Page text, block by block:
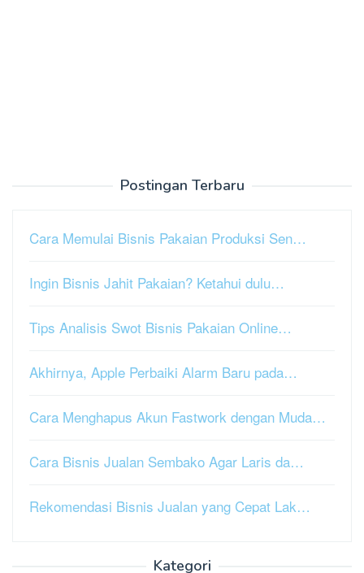
Postingan Terbaru
Cara Memulai Bisnis Pakaian Produksi Sen…
Ingin Bisnis Jahit Pakaian? Ketahui dulu…
Tips Analisis Swot Bisnis Pakaian Online…
Akhirnya, Apple Perbaiki Alarm Baru pada…
Cara Menghapus Akun Fastwork dengan Muda…
Cara Bisnis Jualan Sembako Agar Laris da…
Rekomendasi Bisnis Jualan yang Cepat Lak…
Kategori